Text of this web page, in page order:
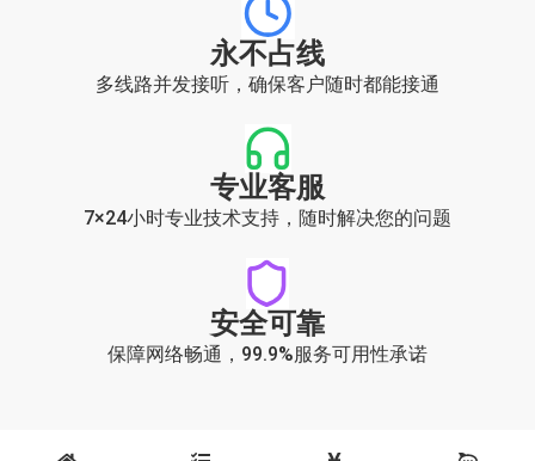
永不占线
多线路并发接听，确保客户随时都能接通
专业客服
7×24小时专业技术支持，随时解决您的问题
安全可靠
保障网络畅通，99.9%服务可用性承诺